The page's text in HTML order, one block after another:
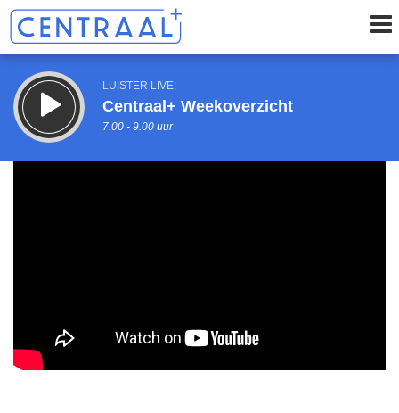
LUISTER LIVE:
Centraal+ Weekoverzicht
7.00 - 9.00 uur